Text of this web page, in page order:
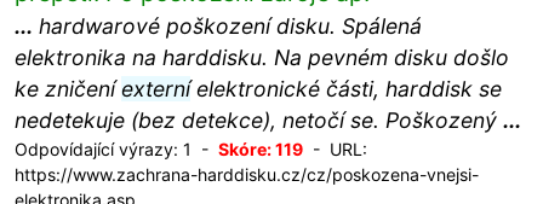
... hardwarové poškození disku. Spálená
elektronika na harddisku. Na pevném disku došlo
ke zničeníexterníelektronické části, harddisk se
nedetekuje (bez detekce), netočí se. Poškozený ...
Odpovídající výrazy: 1 - Skóre: 119- URL:
https://www.zachrana-harddisku.cz/cz/poskozena-vnejsi-
elektronika.asp